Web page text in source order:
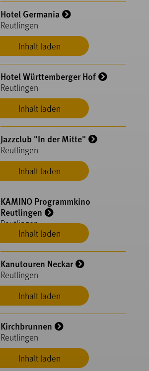
Inhalt laden
Hotel Germania
Reutlingen
Inhalt laden
Hotel Württemberger Hof
Reutlingen
Inhalt laden
Jazzclub "In der Mitte"
Reutlingen
Inhalt laden
KAMINO Programmkino
Reutlingen
Reutlingen
Inhalt laden
Kanutouren Neckar
Reutlingen
Inhalt laden
Kirchbrunnen
Reutlingen